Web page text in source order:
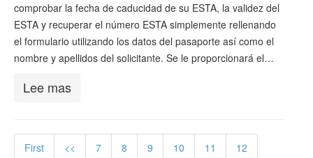
comprobar la fecha de caducidad de su ESTA, la validez del
ESTA y recuperar el número ESTA simplemente rellenando
el formulario utilizando los datos del pasaporte así como el
nombre y apellidos del solicitante. Se le proporcionará el…
Lee mas
First << 7 8 9 10 11 12